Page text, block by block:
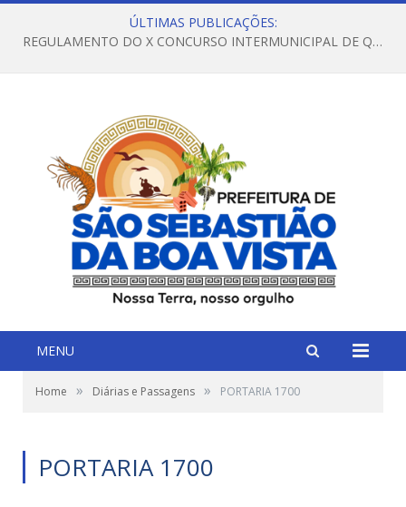
ÚLTIMAS PUBLICAÇÕES:
REGULAMENTO DO X CONCURSO INTERMUNICIPAL DE QUADRILHAS JUNINAS – 2026 – ARRAIÁ DA VENEZA
MENU
Home » Diárias e Passagens » PORTARIA 1700
PORTARIA 1700